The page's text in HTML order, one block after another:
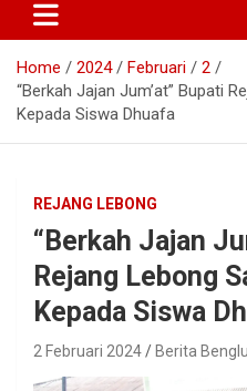
Home 2024 Februari
2
“Berkah Jajan Jum’at” Bupati
Kepada Siswa Dhuafa
REJANG LEBONG
“Berkah Jajan
Rejang Lebong
Kepada Siswa
2 Februari 2024 Berita